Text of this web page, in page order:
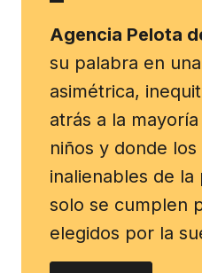
Agencia Pelota
su palabra en
asimétrica,
atrás a la
niños y donde
inalienables de la
solo se cumplen
elegidos por la